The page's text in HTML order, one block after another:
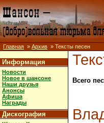
Главная » Архив » Тексты песен
Информация
Новости
Новое в шансоне
Наши друзья
Анонсы
Афиша
Награды
Дискография
Всего